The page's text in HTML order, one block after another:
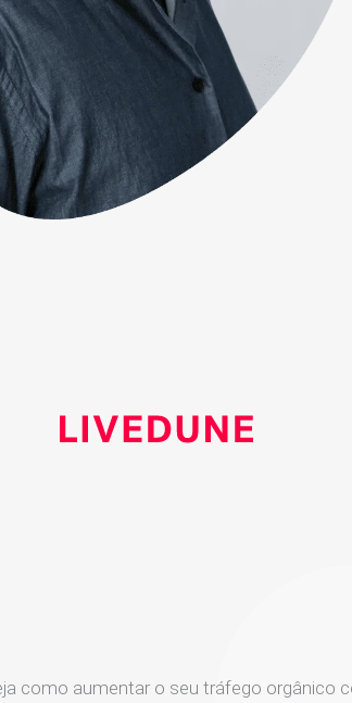
como aumentar o seu tráfego orgânico